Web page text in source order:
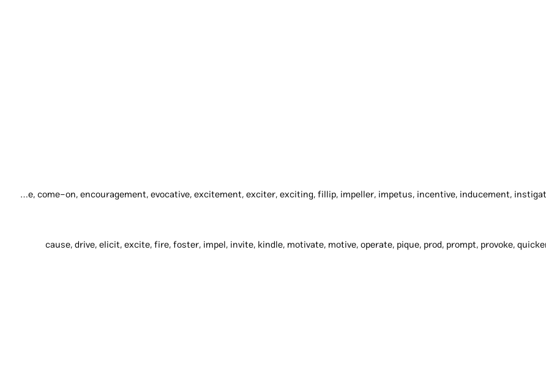
cause, come-on, encouragement, evocative, excitement, exciter, exciting, fillip, impeller, impetus, incentive, inducement, instigation, motivator, piquant, prod
cause, drive, elicit, excite, fire, foster, impel, invite, kindle, motivate, motive, operate, pique, prod, prompt, provoke,